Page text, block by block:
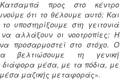
προς στο κέντρο
ότι το θέλουμε αυτό; Και
υποστηρίξουμε στη γειτονιά
αλλάξουν οι νοοτροπίες; Η
προσαρμοστεί στο στόχο. Ο
βελτιώσουμε τη γενική
διάφορα μέσα, με τα πόδια, με
μαζικής μεταφοράς».